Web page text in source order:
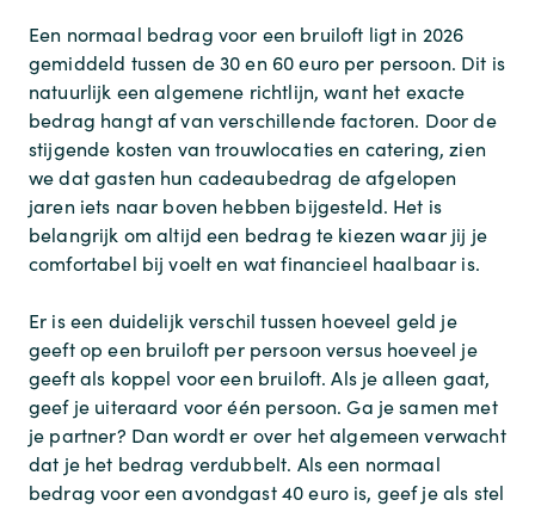
Een normaal bedrag voor een bruiloft ligt in 2026
gemiddeld tussen de 30 en 60 euro per persoon. Dit is
natuurlijk een algemene richtlijn, want het exacte
bedrag hangt af van verschillende factoren. Door de
stijgende kosten van trouwlocaties en catering, zien
we dat gasten hun cadeaubedrag de afgelopen
jaren iets naar boven hebben bijgesteld. Het is
belangrijk om altijd een bedrag te kiezen waar jij je
comfortabel bij voelt en wat financieel haalbaar is.
Er is een duidelijk verschil tussen hoeveel geld je
geeft op een bruiloft per persoon versus hoeveel je
geeft als koppel voor een bruiloft. Als je alleen gaat,
geef je uiteraard voor één persoon. Ga je samen met
je partner? Dan wordt er over het algemeen verwacht
dat je het bedrag verdubbelt. Als een normaal
bedrag voor een avondgast 40 euro is, geef je als stel